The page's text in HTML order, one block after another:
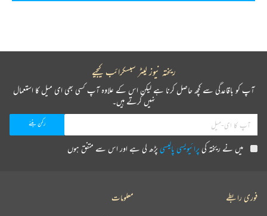
ریختہ نیوز لیٹر سبسکرائب کیجیے
آپ کو باقاعدگی سے کچھ حاصل کرنا ہے لیکن اس کے علاوہ آپ کسی بھی ای میل کا استعمال
نہیں کرتے ہیں۔
میں نے ریختہ کیپرائیویسی پالیسیپڑھ لی ہے اور اس سے متفق ہوں
فوری رابطے معلومات